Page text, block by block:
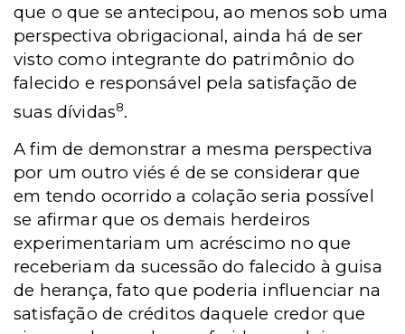
que o que se antecipou, ao menos sob uma
perspectiva obrigacional, ainda há de ser
visto como integrante do patrimônio do
falecido e responsável pela satisfação de
suas dívidas8.
A fim de demonstrar a mesma perspectiva
por um outro viés é de se considerar que
em tendo ocorrido a colação seria possível
se afirmar que os demais herdeiros
experimentariam um acréscimo no que
receberiam da sucessão do falecido à guisa
de herança, fato que poderia influenciar na
satisfação de créditos daquele credor que